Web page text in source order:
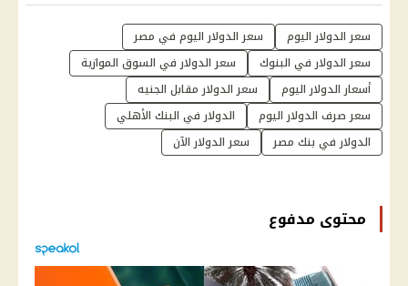
سعر الدولار اليوم
سعر الدولار اليوم في مصر
سعر الدولار في البنوك
سعر الدولار في السوق الموازية
أسعار الدولار اليوم
سعر الدولار مقابل الجنيه
سعر صرف الدولار اليوم
الدولار في البنك الأهلي
الدولار في بنك مصر
سعر الدولار الآن
محتوى مدفوع